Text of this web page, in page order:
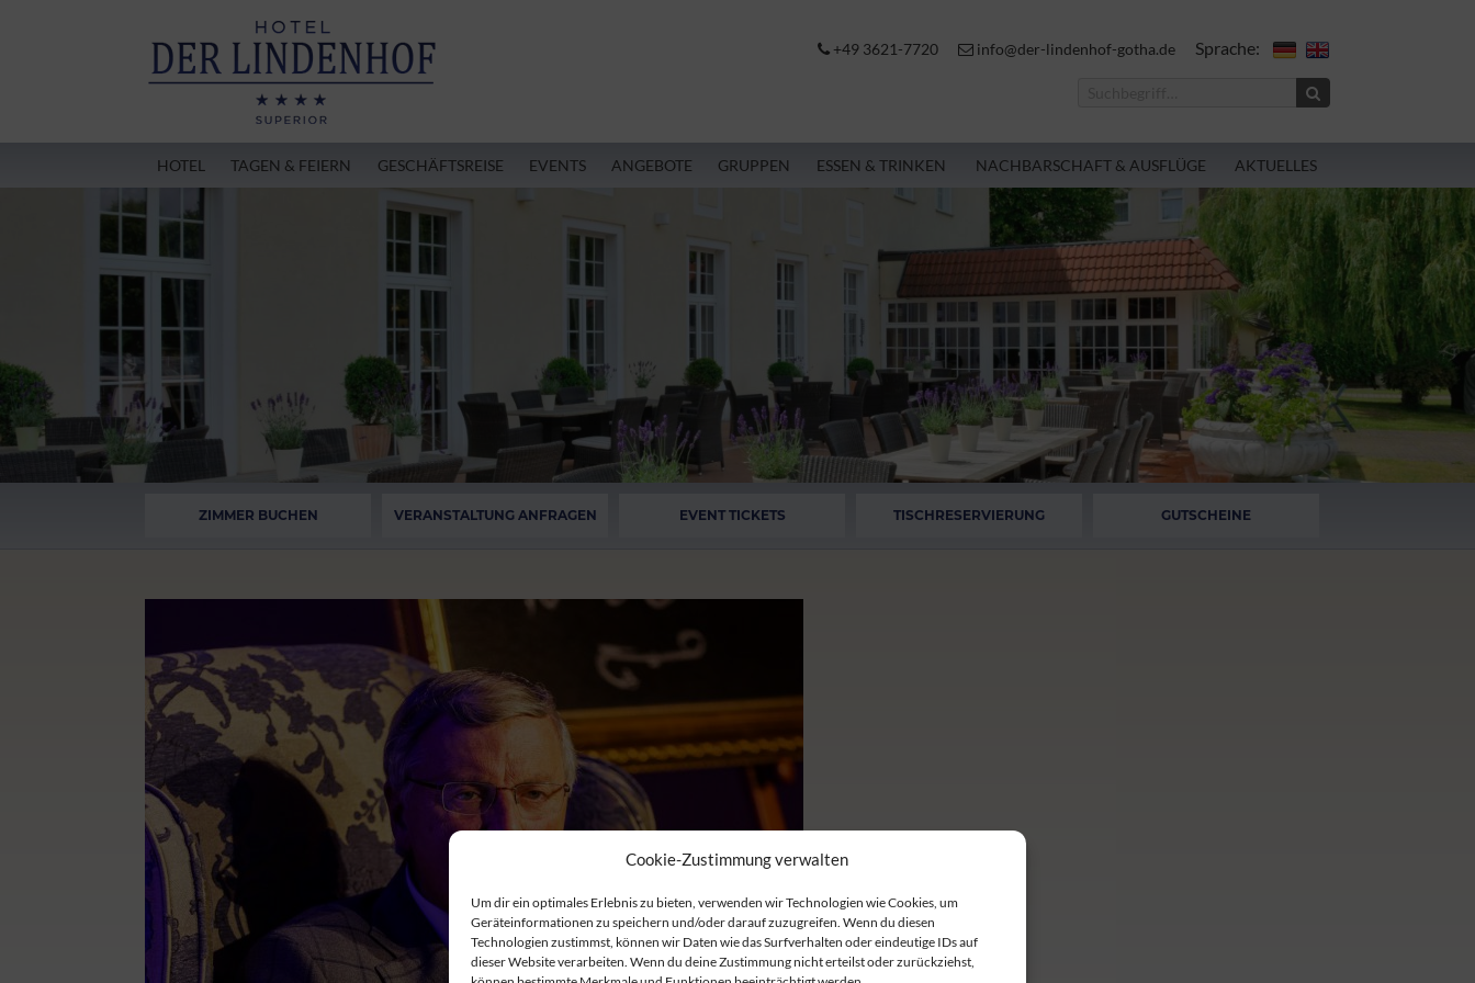
Cookie-Zustimmung verwalten
Um dir ein optimales Erlebnis zu bieten, verwenden wir Technologien wie Cookies, um
Geräteinformationen zu speichern und/oder darauf zuzugreifen. Wenn du diesen
Technologien zustimmst, können wir Daten wie das Surfverhalten oder eindeutige IDs auf
dieser Website verarbeiten. Wenn du deine Zustimmung nicht erteilst oder zurückziehst,
+49 3621-7720 info@der-lindenhof-gotha.de Sprache:
HOTEL TAGEN & FEIERN GESCHÄFTSREISE EVENTS ANGEBOTE GRUPPEN ESSEN & TRINKEN NACHBARSCHAFT & AUSFLÜGE AKTUELLES
ZIMMER BUCHEN VERANSTALTUNG ANFRAGEN EVENT TICKETS TISCHRESERVIERUNG GUTSCHEINE